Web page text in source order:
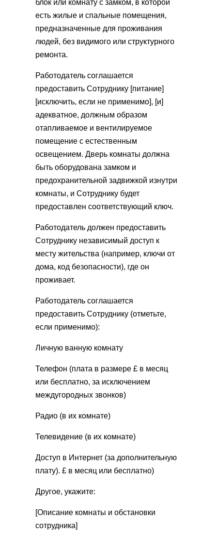
блок или комнату с замком, в которой
есть жилые и спальные помещения,
предназначенные для проживания
людей, без видимого или структурного
ремонта.
Работодатель соглашается
предоставить Сотруднику [питание]
[исключить, если не применимо], [и]
адекватное, должным образом
отапливаемое и вентилируемое
помещение с естественным
освещением. Дверь комнаты должна
быть оборудована замком и
предохранительной задвижкой изнутри
комнаты, и Сотруднику будет
предоставлен соответствующий ключ.
Работодатель должен предоставить
Сотруднику независимый доступ к
месту жительства (например, ключи от
дома, код безопасности), где он
проживает.
Работодатель соглашается
предоставить Сотруднику (отметьте,
если применимо):
Личную ванную комнату
Телефон (плата в размере £ в месяц
или бесплатно, за исключением
междугородных звонков)
Радио (в их комнате)
Телевидение (в их комнате)
Доступ в Интернет (за дополнительную
плату). £ в месяц или бесплатно)
Другое, укажите:
[Описание комнаты и обстановки
сотрудника]